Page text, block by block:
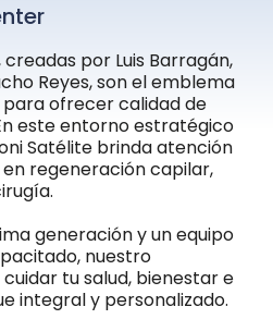
por Luis Barragán,
Reyes, son el emblema
para ofrecer calidad de
este entorno estratégico
Satélite brinda atención
regeneración capilar,
generación y un equipo
nuestro
tu salud, bienestar e
integral y personalizado.